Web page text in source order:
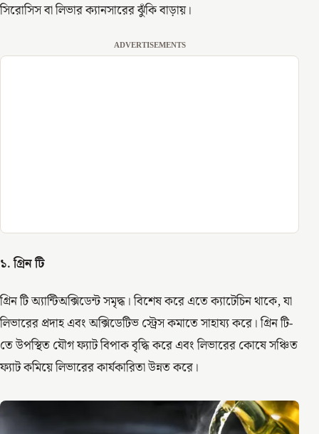
সিরোসিস বা লিভার ক্যানসারের ঝুঁকি বাড়ায়।
ADVERTISEMENTS
১. গ্রিন টি
গ্রিন টি অ্যান্টিঅক্সিডেন্ট সমৃদ্ধ। বিশেষ করে এতে ক্যাটেচিন থাকে, যা
লিভারের প্রদাহ এবং অক্সিডেটিভ স্ট্রেস কমাতে সাহায্য করে। গ্রিন টি-
তে উপস্থিত যৌগ ফ্যাট বিপাক বৃদ্ধি করে এবং লিভারের কোষে সঞ্চিত
ফ্যাট কমিয়ে লিভারের কার্যকারিতা উন্নত করে।